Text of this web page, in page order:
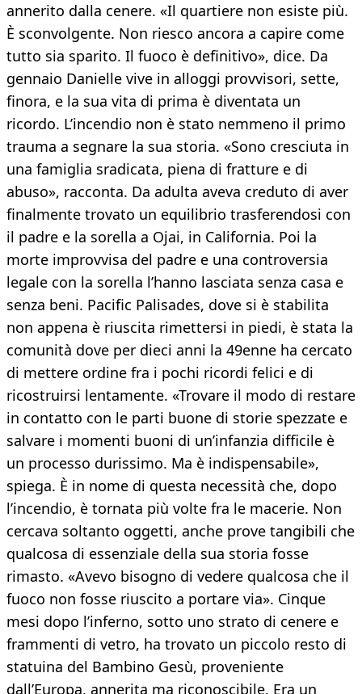
annerito dalla cenere. «Il quartiere non esiste più.
È sconvolgente. Non riesco ancora a capire come
tutto sia sparito. Il fuoco è definitivo», dice. Da
gennaio Danielle vive in alloggi provvisori, sette,
finora, e la sua vita di prima è diventata un
ricordo. L’incendio non è stato nemmeno il primo
trauma a segnare la sua storia. «Sono cresciuta in
una famiglia sradicata, piena di fratture e di
abuso», racconta. Da adulta aveva creduto di aver
finalmente trovato un equilibrio trasferendosi con
il padre e la sorella a Ojai, in California. Poi la
morte improvvisa del padre e una controversia
legale con la sorella l’hanno lasciata senza casa e
senza beni. Pacific Palisades, dove si è stabilita
non appena è riuscita rimettersi in piedi, è stata la
comunità dove per dieci anni la 49enne ha cercato
di mettere ordine fra i pochi ricordi felici e di
ricostruirsi lentamente. «Trovare il modo di restare
in contatto con le parti buone di storie spezzate e
salvare i momenti buoni di un’infanzia difficile è
un processo durissimo. Ma è indispensabile»,
spiega. È in nome di questa necessità che, dopo
l’incendio, è tornata più volte fra le macerie. Non
cercava soltanto oggetti, anche prove tangibili che
qualcosa di essenziale della sua storia fosse
rimasto. «Avevo bisogno di vedere qualcosa che il
fuoco non fosse riuscito a portare via». Cinque
mesi dopo l’inferno, sotto uno strato di cenere e
frammenti di vetro, ha trovato un piccolo resto di
statuina del Bambino Gesù, proveniente
dall’Europa, annerita ma riconoscibile. Era un